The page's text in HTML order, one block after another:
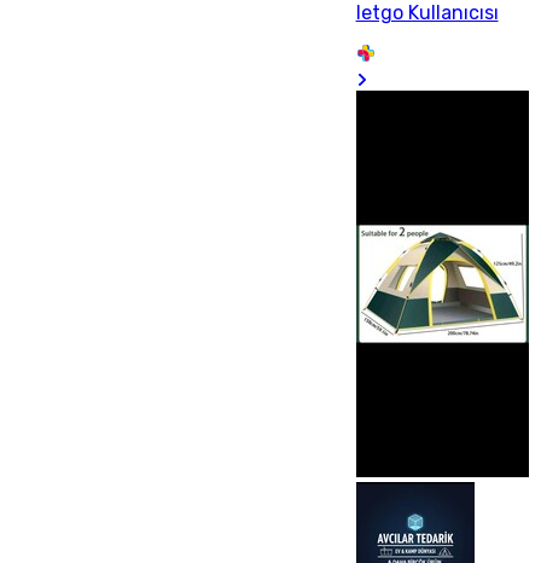
letgo Kullanıcısı